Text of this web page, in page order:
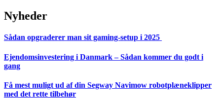
Nyheder
Sådan opgraderer man sit gaming-setup i 2025
Ejendomsinvestering i Danmark – Sådan kommer du godt i
gang
Få mest muligt ud af din Segway Navimow robotplæneklipper
med det rette tilbehør